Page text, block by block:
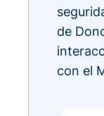
de
con el